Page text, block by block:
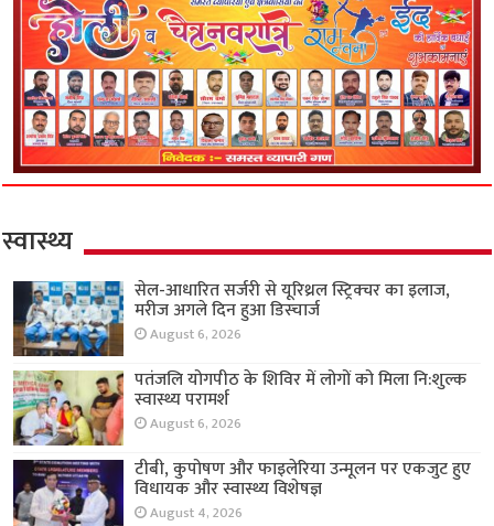
स्वास्थ्य
सेल-आधारित सर्जरी से यूरिथ्रल स्ट्रिक्चर का इलाज,
मरीज अगले दिन हुआ डिस्चार्ज
August 6, 2026
पतंजलि योगपीठ के शिविर में लोगों को मिला नि:शुल्क
स्वास्थ्य परामर्श
August 6, 2026
टीबी, कुपोषण और फाइलेरिया उन्मूलन पर एकजुट हुए
विधायक और स्वास्थ्य विशेषज्ञ
August 4, 2026